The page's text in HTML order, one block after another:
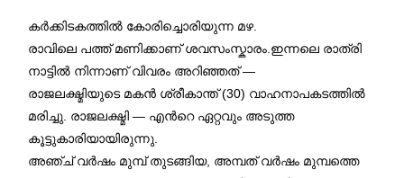
കർക്കിടകത്തിൽ കോരിച്ചൊരിയുന്ന മഴ.
രാവിലെ പത്ത് മണിക്കാണ് ശവസംസ്കാരം.ഇന്നലെ രാത്രി
നാട്ടിൽ നിന്നാണ് വിവരം അറിഞ്ഞത് —
രാജലക്ഷ്മിയുടെ മകൻ ശ്രീകാന്ത് (30) വാഹനാപകടത്തിൽ
മരിച്ചു. രാജലക്ഷ്മി — എന്‍റെ ഏറ്റവും അടുത്ത
കൂട്ടുകാരിയായിരുന്നു.
അഞ്ച് വർഷം മുമ്പ് തുടങ്ങിയ, അമ്പത് വർഷം മുമ്പത്തെ